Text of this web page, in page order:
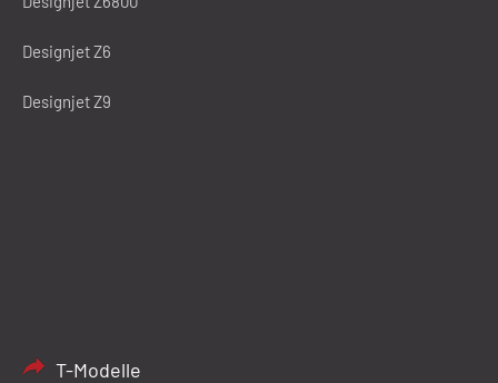
Designjet Z6
Designjet Z9
T-Modelle